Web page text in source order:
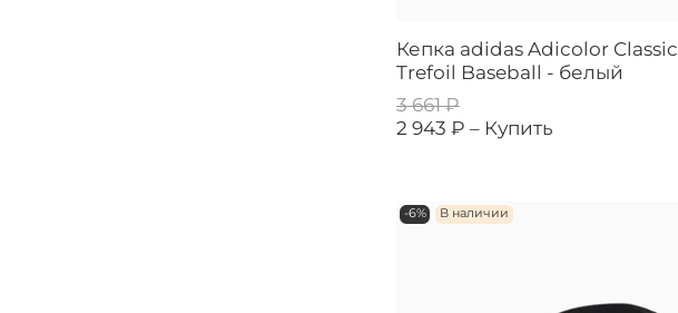
Кепка adidas Adicolor Classic
Trefoil Baseball - белый
3 661 ₽
2 943 ₽ – Купить
-6% В наличии